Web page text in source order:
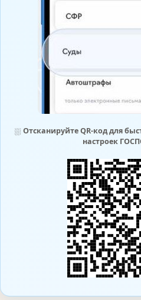
⛆ Отсканируйте QR-код для
настроек